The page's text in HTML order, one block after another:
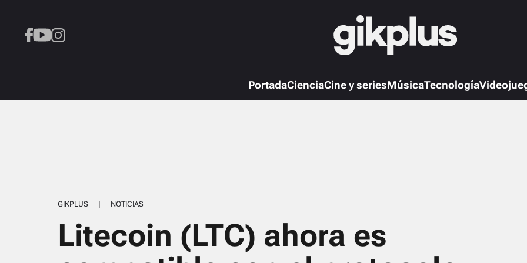
PortadaCienciaCine y seriesMúsicaTecnología
GIKPLUS | NOTICIAS
Litecoin (LTC) ahora es